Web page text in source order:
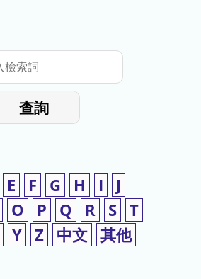
查詢
E F G H I
J
O P Q R S T
Y Z 中文 其他